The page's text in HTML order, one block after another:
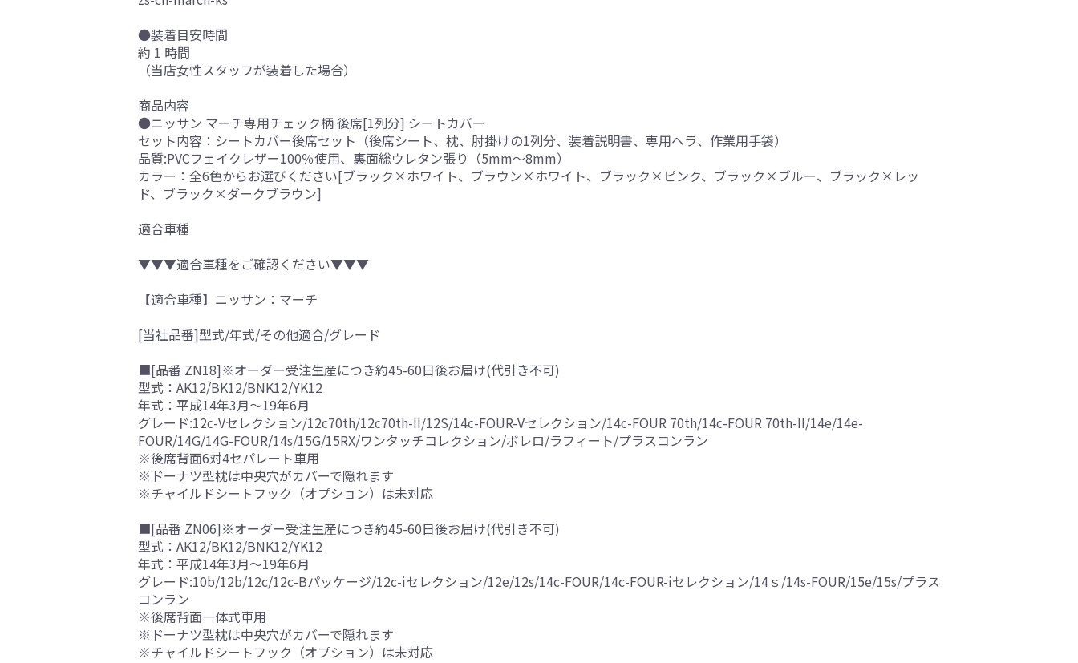
●装着目安時間
約 1 時間
（当店女性スタッフが装着した場合）
商品内容
●ニッサン マーチ専用チェック柄 後席[1列分] シートカバー
セット内容：シートカバー後席セット（後席シート、枕、肘掛けの1列分、装着説明書、専用ヘラ、作業用手袋）
品質:PVCフェイクレザー100％使用、裏面総ウレタン張り（5mm～8mm）
カラー：全6色からお選びください[ブラック×ホワイト、ブラウン×ホワイト、ブラック×ピンク、ブラック×ブルー、ブラック×レッ
ド、ブラック×ダークブラウン]
適合車種
▼▼▼適合車種をご確認ください▼▼▼
【適合車種】ニッサン：マーチ
[当社品番]型式/年式/その他適合/グレード
■[品番 ZN18]※オーダー受注生産につき約45-60日後お届け(代引き不可)
型式：AK12/BK12/BNK12/YK12
年式：平成14年3月～19年6月
グレード:12c-Vセレクション/12c70th/12c70th-II/12S/14c-FOUR-Vセレクション/14c-FOUR 70th/14c-FOUR 70th-II/14e/14e-
FOUR/14G/14G-FOUR/14s/15G/15RX/ワンタッチコレクション/ボレロ/ラフィート/プラスコンラン
※後席背面6対4セパレート車用
※ドーナツ型枕は中央穴がカバーで隠れます
※チャイルドシートフック（オプション）は未対応
■[品番 ZN06]※オーダー受注生産につき約45-60日後お届け(代引き不可)
型式：AK12/BK12/BNK12/YK12
年式：平成14年3月～19年6月
グレード:10b/12b/12c/12c-Bパッケージ/12c-iセレクション/12e/12s/14c-FOUR/14c-FOUR-iセレクション/14ｓ/14s-FOUR/15e/15s/プラス
コンラン
※後席背面一体式車用
※ドーナツ型枕は中央穴がカバーで隠れます
※チャイルドシートフック（オプション）は未対応